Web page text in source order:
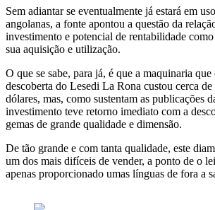
Sem adiantar se eventualmente já estará em
angolanas, a fonte apontou a questão da
investimento e potencial de rentabilidade
sua aquisição e utilização.
O que se sabe, para já, é que a maquinaria que
descoberta do Lesedi La Rona custou cerca
dólares, mas, como sustentam as publicações
investimento teve retorno imediato com a
gemas de grande qualidade e dimensão.
De tão grande e com tanta qualidade, este
um dos mais difíceis de vender, a ponto de o
apenas proporcionado umas línguas de fora a